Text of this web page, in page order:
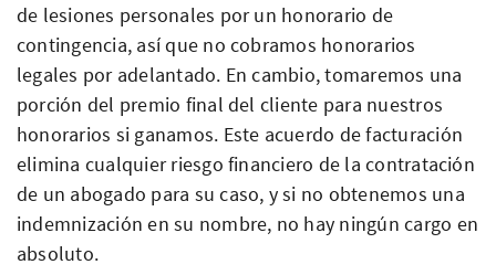
de lesiones personales por un honorario de
contingencia, así que no cobramos honorarios
legales por adelantado. En cambio, tomaremos una
porción del premio final del cliente para nuestros
honorarios si ganamos. Este acuerdo de facturación
elimina cualquier riesgo financiero de la contratación
de un abogado para su caso, y si no obtenemos una
indemnización en su nombre, no hay ningún cargo en
absoluto.